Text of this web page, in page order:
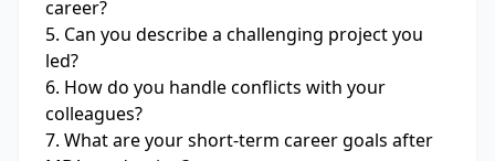
career?
5. Can you describe a challenging project you
led?
6. How do you handle conflicts with your
colleagues?
7. What are your short-term career goals after